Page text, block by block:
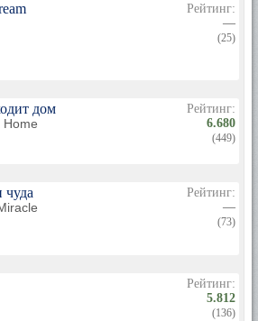
Рейтинг:
—
(25)
дом
Home
Рейтинг:
6.680
(449)
чуда
Рейтинг:
—
(73)
Рейтинг:
5.812
(136)